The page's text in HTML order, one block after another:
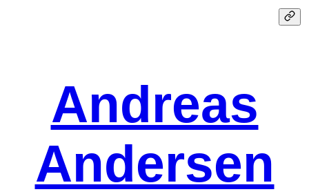
Andreas
Andersen